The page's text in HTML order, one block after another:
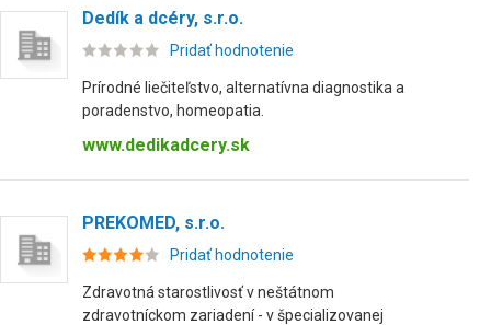
Dedík a dcéry, s.r.o.
Pridať hodnotenie
Prírodné liečiteľstvo, alternatívna diagnostika a
poradenstvo, homeopatia.
www.dedikadcery.sk
PREKOMED, s.r.o.
Pridať hodnotenie
Zdravotná starostlivosť v neštátnom
zdravotníckom zariadení - v špecializovanej